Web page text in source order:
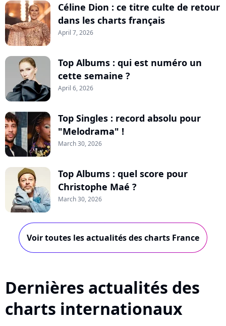
Céline Dion : ce titre culte de retour
dans les charts français
April 7, 2026
Top Albums : qui est numéro un
cette semaine ?
April 6, 2026
Top Singles : record absolu pour
"Melodrama" !
March 30, 2026
Top Albums : quel score pour
Christophe Maé ?
March 30, 2026
Voir toutes les actualités des charts France
Dernières actualités des
charts internationaux